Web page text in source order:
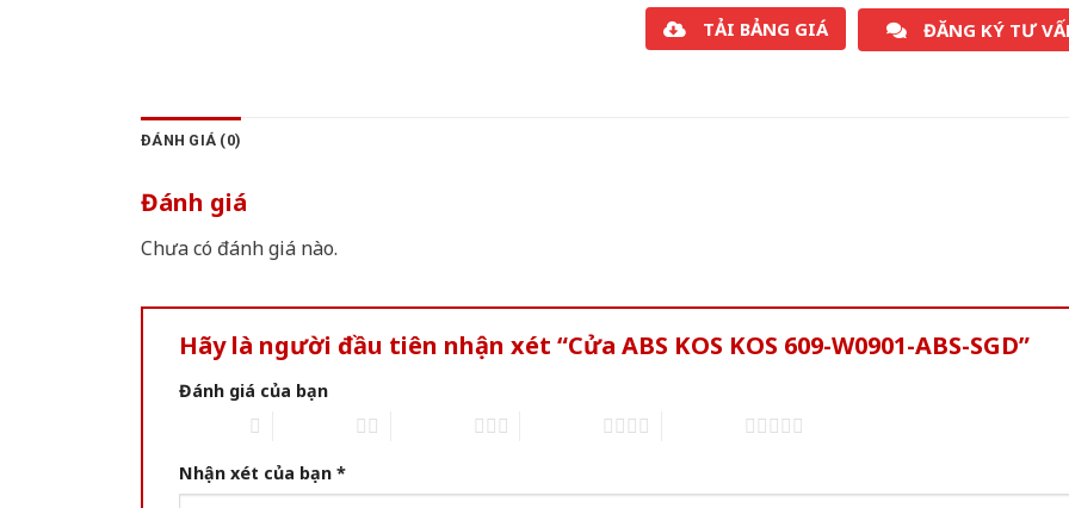
TẢI BẢNG GIÁ ĐĂNG KÝ TƯ
ĐÁNH GIÁ (0)
Đánh giá
Chưa có đánh giá nào.
Hãy là người đầu tiên nhận xét “Cửa ABS KOS KOS 609-W0901-ABS-SGD”
Đánh giá của bạn
Nhận xét của bạn *